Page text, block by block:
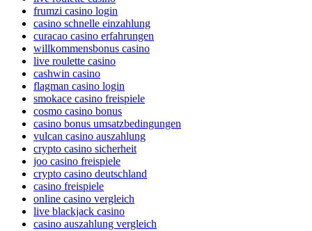
frumzi casino login
casino schnelle einzahlung
curacao casino erfahrungen
willkommensbonus casino
live roulette casino
cashwin casino
flagman casino login
smokace casino freispiele
cosmo casino bonus
casino bonus umsatzbedingungen
vulcan casino auszahlung
crypto casino sicherheit
joo casino freispiele
crypto casino deutschland
casino freispiele
online casino vergleich
live blackjack casino
casino auszahlung vergleich